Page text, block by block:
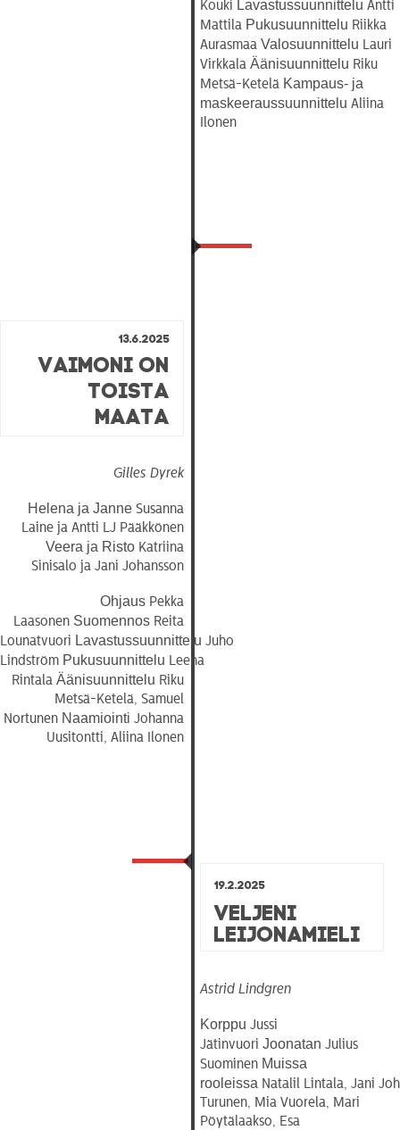
Kouki Lavastussuunnittelu Antti
Mattila Pukusuunnittelu Riikka
Aurasmaa Valosuunnittelu Lauri
Virkkala Äänisuunnittelu Riku
Metsä-Ketelä Kampaus- ja
maskeeraussuunnittelu Aliina
Ilonen
13.6.2025
Vaimoni on
toista
maata
Gilles Dyrek
Helena ja Janne Susanna
Laine ja Antti LJ Pääkkönen
Veera ja Risto Katriina
Sinisalo ja Jani Johansson
Ohjaus Pekka
Laasonen Suomennos Reita
Lounatvuori Lavastussuunnittelu Juho
Lindström Pukusuunnittelu Leena
RintalaÄänisuunnittelu Riku
Metsä-Ketelä, Samuel
Nortunen Naamiointi Johanna
Uusitontti, Aliina Ilonen
19.2.2025
Veljeni
Leijonamieli
Astrid Lindgren
Korppu Jussi
Jätinvuori Joonatan Julius
Suominen Muissa
rooleissa Natalil Lintala, Jani
Turunen, Mia Vuorela, Mari
Pöytälaakso, Esa